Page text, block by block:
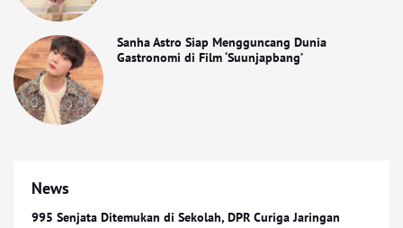
Sanha Astro Siap Mengguncang Dunia
Gastronomi di Film ‘Suunjapbang’
News
995 Senjata Ditemukan di Sekolah, DPR Curiga Jaringan